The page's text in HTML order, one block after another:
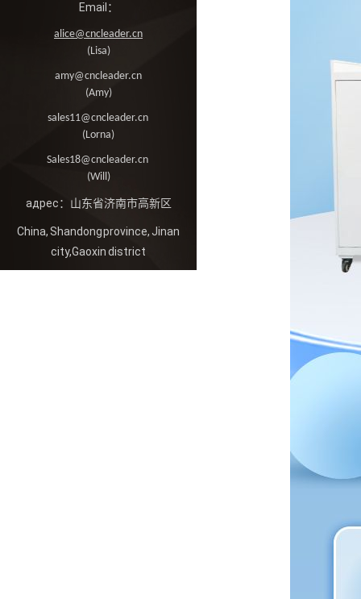
Email：
alice@cncleader.cn
(Lisa)
amy@cncleader.cn
(Amy)
sales11@cncleader.cn
(Lorna)
Sales18@cncleader.cn
(Will)
адрес：山东省济南市高新区
China, Shandong province, Jinan
city,Gaoxin district